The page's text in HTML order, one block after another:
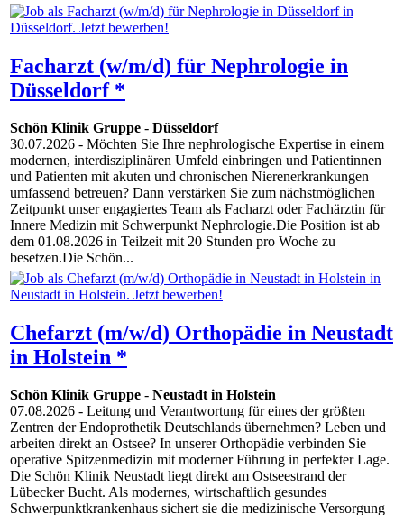
Facharzt (w/m/d) für Nephrologie in
Düsseldorf *
Schön Klinik Gruppe - Düsseldorf
30.07.2026 - Möchten Sie Ihre nephrologische Expertise in einem
modernen, interdisziplinären Umfeld einbringen und Patientinnen
und Patienten mit akuten und chronischen Nierenerkrankungen
umfassend betreuen? Dann verstärken Sie zum nächstmöglichen
Zeitpunkt unser engagiertes Team als Facharzt oder Fachärztin für
Innere Medizin mit Schwerpunkt Nephrologie.Die Position ist ab
dem 01.08.2026 in Teilzeit mit 20 Stunden pro Woche zu
besetzen.Die Schön...
Chefarzt (m/w/d) Orthopädie in Neustadt
in Holstein *
Schön Klinik Gruppe - Neustadt in Holstein
07.08.2026 - Leitung und Verantwortung für eines der größten
Zentren der Endoprothetik Deutschlands übernehmen? Leben und
arbeiten direkt an Ostsee? In unserer Orthopädie verbinden Sie
operative Spitzenmedizin mit moderner Führung in perfekter Lage.
Die Schön Klinik Neustadt liegt direkt am Ostseestrand der
Lübecker Bucht. Als modernes, wirtschaftlich gesundes
Schwerpunktkrankenhaus sichert sie die medizinische Versorgung